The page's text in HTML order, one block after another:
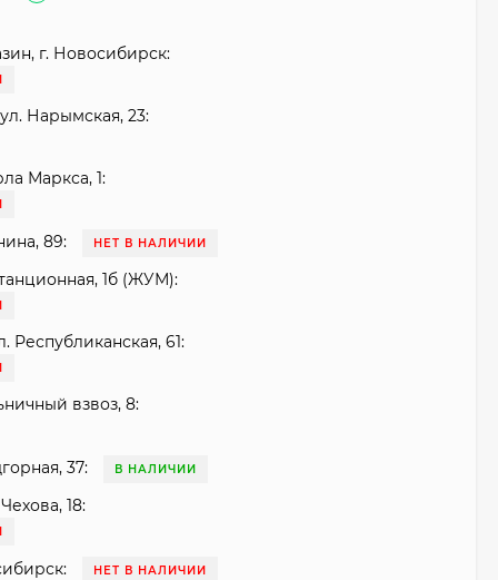
г. Новосибирск:
Нарымская, 23:
Маркса, 1:
89: НЕТ В НАЛИЧИИ
1б (ЖУМ):
Республиканская, 61:
взвоз, 8:
37: В НАЛИЧИИ
18:
НЕТ В НАЛИЧИИ